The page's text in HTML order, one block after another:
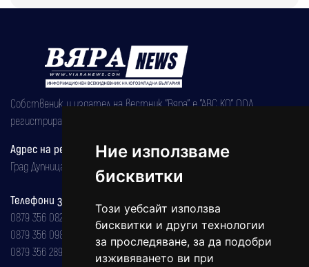
Ние използваме
бисквитки
Този уебсайт използва
бисквитки и други технологии
за проследяване, за да подобри
изживяването ви при
Собственик и издател на вестник "Вяра" е "АВС КО" ООД,
регистрирана на 08.05.2002 година.
Адрес на редакцията
Град Дупница, ул.''Христо Ботев" 43
Телефони за реклама и абонаменти
0879 356 082
0879 356 098
0879 356 289